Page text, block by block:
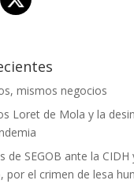
mismos negocios
Loret de Mola y la
de SEGOB ante la CIDH
por el crimen de lesa